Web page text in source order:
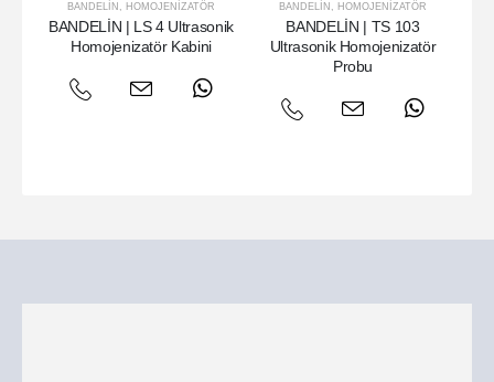
BANDELIN , HOMOJENIZATÖR
BANDELİN | LS 4 Ultrasonik
Homojenizatör Kabini
BANDELIN , HOMOJENIZATÖR
BANDELİN | TS 103
Ultrasonik Homojenizatör
Probu